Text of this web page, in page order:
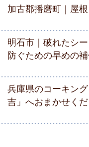
加古郡播磨町｜屋
明石市｜破れたシ
防ぐための早めの
兵庫県のコーキン
吉」へおまかせくだ